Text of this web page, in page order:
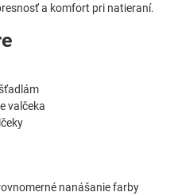
a komfort pri natieraní.
valčeka
nanášanie farby